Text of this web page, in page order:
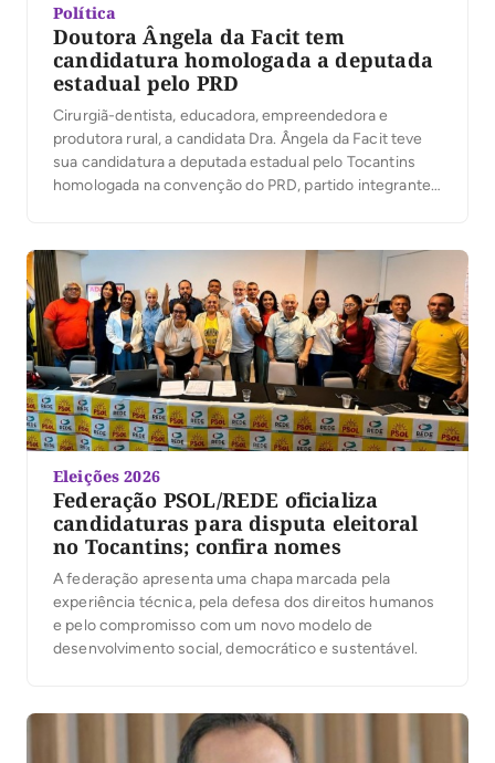
Política
Doutora Ângela da Facit tem
candidatura homologada a deputada
estadual pelo PRD
Cirurgiã-dentista, educadora, empreendedora e
produtora rural, a candidata Dra. Ângela da Facit teve
sua candidatura a deputada estadual pelo Tocantins
homologada na convenção do PRD, partido integrante
oficializou a senadora Professora Dorinha como
candidata ao governo estadual, reforçando a sintonia
entre […]
Eleições 2026
Federação PSOL/REDE oficializa
candidaturas para disputa eleitoral
no Tocantins; confira nomes
A federação apresenta uma chapa marcada pela
experiência técnica, pela defesa dos direitos humanos
e pelo compromisso com um novo modelo de
desenvolvimento social, democrático e sustentável.